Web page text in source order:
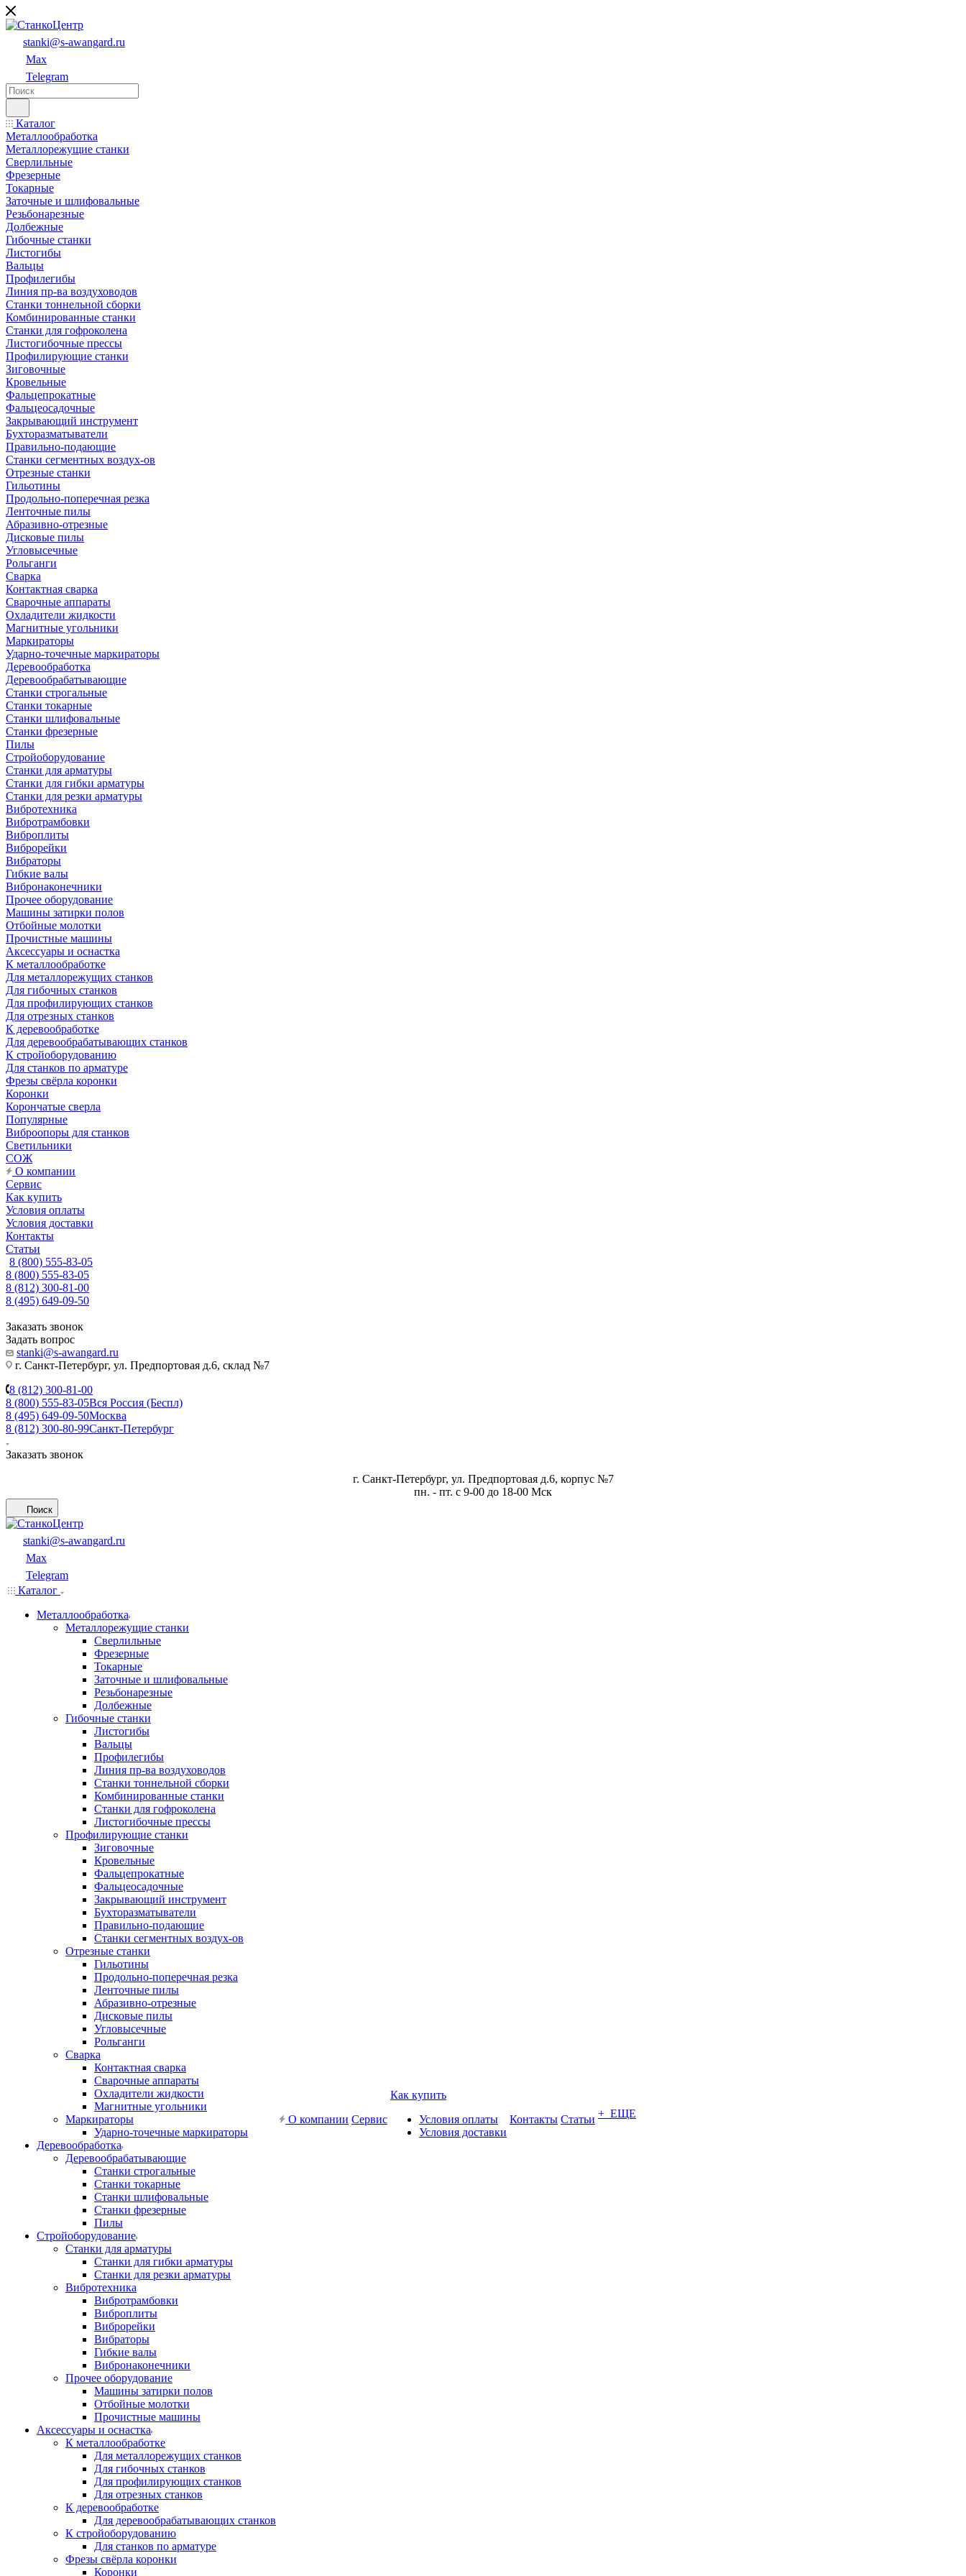
stanki@s-awangard.ru
Max
Telegram
Каталог
Металлообработка
Металлорежущие станки
Сверлильные
Фрезерные
Токарные
Заточные и шлифовальные
Резьбонарезные
Долбежные
Гибочные станки
Листогибы
Вальцы
Профилегибы
Линия пр-ва воздуховодов
Станки тоннельной сборки
Комбинированные станки
Станки для гофроколена
Листогибочные прессы
Профилирующие станки
Зиговочные
Кровельные
Фальцепрокатные
Фальцеосадочные
Закрывающий инструмент
Бухторазматыватели
Правильно-подающие
Станки сегментных воздух-ов
Отрезные станки
Гильотины
Продольно-поперечная резка
Ленточные пилы
Абразивно-отрезные
Дисковые пилы
Угловысечные
Рольганги
Сварка
Контактная сварка
Сварочные аппараты
Охладители жидкости
Магнитные угольники
Маркираторы
Ударно-точечные маркираторы
Деревообработка
Деревообрабатывающие
Станки строгальные
Станки токарные
Станки шлифовальные
Станки фрезерные
Пилы
Стройоборудование
Станки для арматуры
Станки для гибки арматуры
Станки для резки арматуры
Вибротехника
Вибротрамбовки
Виброплиты
Виброрейки
Вибраторы
Гибкие валы
Вибронаконечники
Прочее оборудование
Машины затирки полов
Отбойные молотки
Прочистные машины
Аксeccyapы и оснастка
К металлообработке
Для металлорежущих станков
Для гибочных станков
Для профилирующих станков
Для отрезных станков
К деревообработке
Для деревообрабатывающих станков
К стройоборудованию
Для станков по арматуре
Фрезы свёрла коронки
Коронки
Корончатые сверла
Популярные
Виброопоры для станков
Светильники
СОЖ
О компании
Сервис
Как купить
Условия оплаты
Условия доставки
Контакты
Статьи
8 (800) 555-83-05
8 (800) 555-83-05
8 (812) 300-81-00
8 (495) 649-09-50
Заказать звонок
Задать вопрос
stanki@s-awangard.ru
г. Санкт-Петербург, ул. Предпортовая д.6, склад №7
8 (812) 300-81-00
8 (800) 555-83-05Вся Россия (Беспл)
8 (495) 649-09-50Москва
8 (812) 300-80-99Санкт-Петербург
Заказать звонок
г. Санкт-Петербург, ул. Предпортовая д.6, корпус №7
пн. - пт. с 9-00 до 18-00 Мск
Поиск
stanki@s-awangard.ru
Max
Telegram
Каталог
Металлообработка
Металлорежущие станки
Сверлильные
Фрезерные
Токарные
Заточные и шлифовальные
Резьбонарезные
Долбежные
Гибочные станки
Листогибы
Вальцы
Профилегибы
Линия пр-ва воздуховодов
Станки тоннельной сборки
Комбинированные станки
Станки для гофроколена
Листогибочные прессы
Профилирующие станки
Зиговочные
Кровельные
Фальцепрокатные
Фальцеосадочные
Закрывающий инструмент
Бухторазматыватели
Правильно-подающие
Станки сегментных воздух-ов
Отрезные станки
Гильотины
Продольно-поперечная резка
Ленточные пилы
Абразивно-отрезные
Дисковые пилы
Угловысечные
Рольганги
Сварка
Контактная сварка
Сварочные аппараты
Охладители жидкости
Магнитные угольники
Маркираторы
Ударно-точечные маркираторы
Деревообработка
Деревообрабатывающие
Станки строгальные
Станки токарные
Станки шлифовальные
Станки фрезерные
Пилы
Стройоборудование
Станки для арматуры
Станки для гибки арматуры
Станки для резки арматуры
Вибротехника
Вибротрамбовки
Виброплиты
Виброрейки
Вибраторы
Гибкие валы
Вибронаконечники
Прочее оборудование
Машины затирки полов
Отбойные молотки
Прочистные машины
Аксeccyapы и оснастка
К металлообработке
Для металлорежущих станков
Для гибочных станков
Для профилирующих станков
Для отрезных станков
К деревообработке
Для деревообрабатывающих станков
К стройоборудованию
Для станков по арматуре
Фрезы свёрла коронки
Коронки
О компании Сервис
Как купить
Условия оплаты
Условия доставки
Контакты Статьи + ЕЩЕ